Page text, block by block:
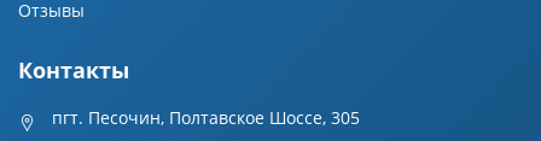
Отзывы
Контакты
пгт. Песочин, Полтавское Шоссе, 305